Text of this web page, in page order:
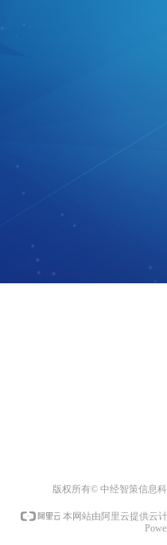
版权所有© 中经智策信息
本网站由阿里云提供云